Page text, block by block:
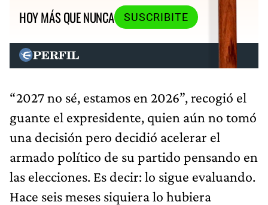
HOY MÁS QUE NUNCA
SUSCRIBITE
“2027 no sé, estamos en 2026”, recogió el
guante el expresidente, quien aún no tomó
una decisión pero decidió acelerar el
armado político de su partido pensando en
las elecciones. Es decir: lo sigue evaluando.
Hace seis meses siquiera lo hubiera